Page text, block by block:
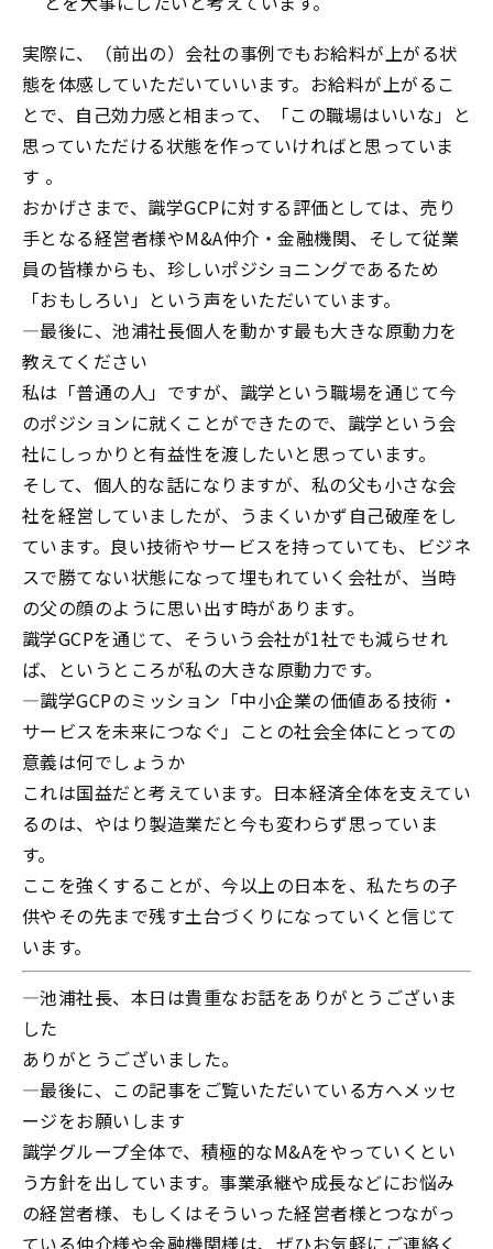
実際に、（前出の）会社の事例でもお給料が上がる状
態を体感していただいていいます。お給料が上がるこ
とで、自己効力感と相まって、「この職場はいいな」と
思っていただける状態を作っていければと思っていま
す 。
おかげさまで、識学GCPに対する評価としては、売り
手となる経営者様やM&A仲介・金融機関、そして従業
員の皆様からも、珍しいポジショニングであるため
「おもしろい」という声をいただいています。
―最後に、池浦社長個人を動かす最も大きな原動力を
教えてください
私は「普通の人」ですが、識学という職場を通じて今
のポジションに就くことができたので、識学という会
社にしっかりと有益性を渡したいと思っています。
そして、個人的な話になりますが、私の父も小さな会
社を経営していましたが、うまくいかず自己破産をし
ています。良い技術やサービスを持っていても、ビジネ
スで勝てない状態になって埋もれていく会社が、当時
の父の顔のように思い出す時があります。
識学GCPを通じて、そういう会社が1社でも減らせれ
ば、というところが私の大きな原動力です。
―識学GCPのミッション「中小企業の価値ある技術・
サービスを未来につなぐ」ことの社会全体にとっての
意義は何でしょうか
これは国益だと考えています。日本経済全体を支えてい
るのは、やはり製造業だと今も変わらず思っていま
す。
ここを強くすることが、今以上の日本を、私たちの子
供やその先まで残す土台づくりになっていくと信じて
います。
―池浦社長、本日は貴重なお話をありがとうございま
した
ありがとうございました。
―最後に、この記事をご覧いただいている方へメッセ
ージをお願いします
識学グループ全体で、積極的なM&Aをやっていくとい
う方針を出しています。事業承継や成長などにお悩み
の経営者様、もしくはそういった経営者様とつながっ
ている仲介様や金融機関様は、ぜひお気軽にご連絡く